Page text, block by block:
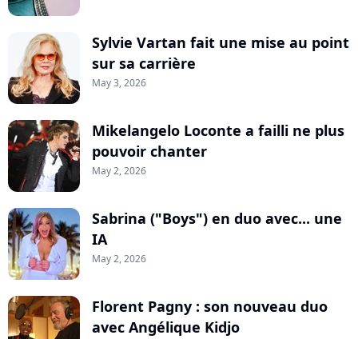
Sylvie Vartan fait une mise au point
sur sa carrière
May 3, 2026
Mikelangelo Loconte a failli ne plus
pouvoir chanter
May 2, 2026
Sabrina ("Boys") en duo avec... une
IA
May 2, 2026
Florent Pagny : son nouveau duo
avec Angélique Kidjo